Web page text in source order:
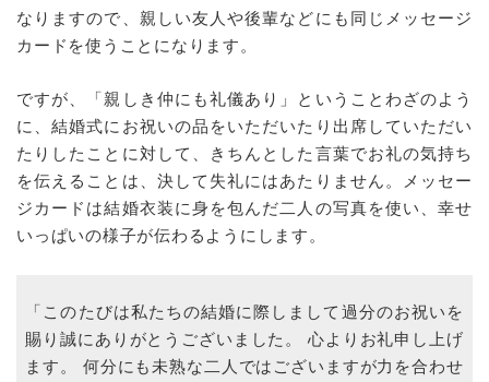
なりますので、親しい友人や後輩などにも同じメッセージ
カードを使うことになります。
ですが、「親しき仲にも礼儀あり」ということわざのよう
に、結婚式にお祝いの品をいただいたり出席していただい
たりしたことに対して、きちんとした言葉でお礼の気持ち
を伝えることは、決して失礼にはあたりません。メッセー
ジカードは結婚衣装に身を包んだ二人の写真を使い、幸せ
いっぱいの様子が伝わるようにします。
「このたびは私たちの結婚に際しまして過分のお祝いを
賜り誠にありがとうございました。 心よりお礼申し上げ
ます。 何分にも未熟な二人ではございますが力を合わせ